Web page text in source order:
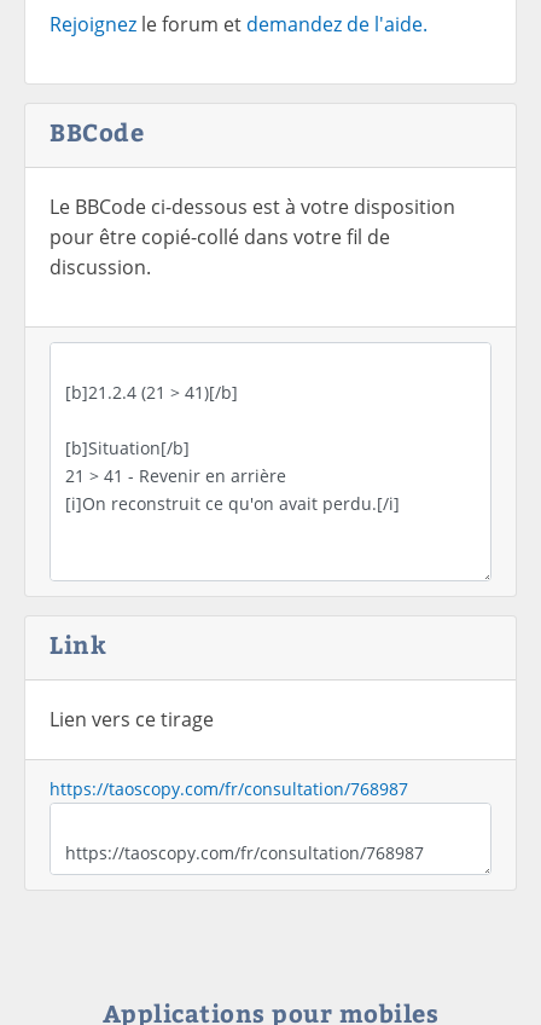
Rejoignez le forum et demandez de l'aide.
BBCode
Le BBCode ci-dessous est à votre disposition
pour être copié-collé dans votre fil de
discussion.
Link
Lien vers ce tirage
https://taoscopy.com/fr/consultation/768987
Applications pour mobiles